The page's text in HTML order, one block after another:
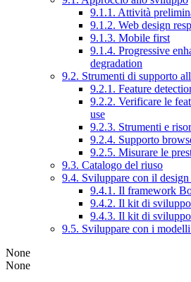
9.1.1. Attività
9.1.2. Web design
9.1.3. Mobile first
9.1.4. Progressive
degradation
9.2. Strumenti di supporto
9.2.1. Feature
9.2.2. Verificare le
use
9.2.3. Strumenti e
9.2.4. Supporto
9.2.5. Misurare le
9.3. Catalogo del riuso
9.4. Sviluppare con il design
9.4.1. Il framework
9.4.2. Il kit di
9.4.3. Il kit di
9.5. Sviluppare con i
None
None